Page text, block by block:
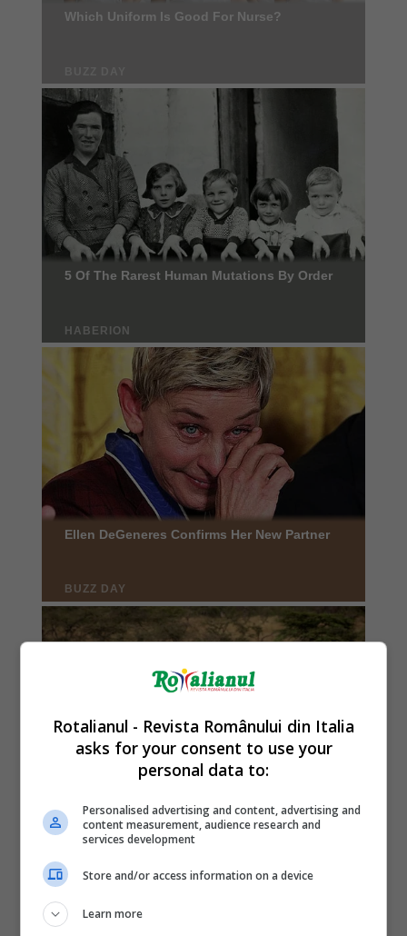
Rotalianul - Revista Românului din Italia
asks for your consent to use your
personal data to:
Personalised advertising and content, advertising and
content measurement, audience research and
services development
Store and/or access information on a device
Learn more